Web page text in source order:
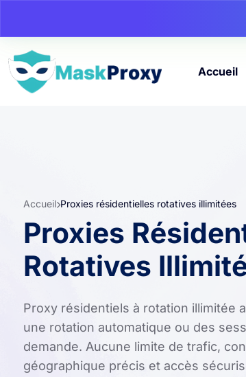
Accueil
Accueil Proxies résidentielles rotatives illimitées
Proxies
Rotatives
Proxy résidentiels à rotation illimitée
une rotation automatique ou des
demande. Aucune limite de trafic,
géographique précis et accès